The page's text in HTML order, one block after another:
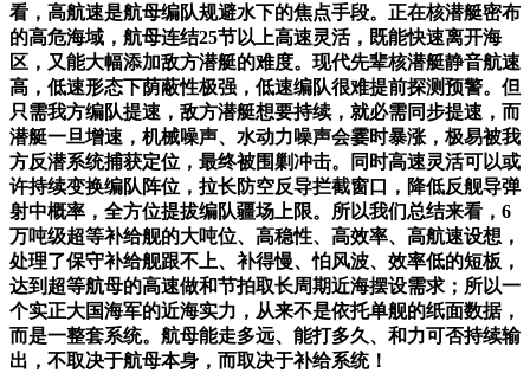
看，高航速是航母编队规避水下的焦点手段。正在核潜艇密布
的高危海域，航母连结25节以上高速灵活，既能快速离开海
区，又能大幅添加敌方潜艇的难度。现代先辈核潜艇静音航速
高，低速形态下荫蔽性极强，低速编队很难提前探测预警。但
只需我方编队提速，敌方潜艇想要持续，就必需同步提速，而
潜艇一旦增速，机械噪声、水动力噪声会霎时暴涨，极易被我
方反潜系统捕获定位，最终被围剿冲击。同时高速灵活可以或
许持续变换编队阵位，拉长防空反导拦截窗口，降低反舰导弹
射中概率，全方位提拔编队疆场上限。所以我们总结来看，6
万吨级超等补给舰的大吨位、高稳性、高效率、高航速设想，
处理了保守补给舰跟不上、补得慢、怕风波、效率低的短板，
达到超等航母的高速做和节拍取长周期近海摆设需求；所以一
个实正大国海军的近海实力，从来不是依托单舰的纸面数据，
而是一整套系统。航母能走多远、能打多久、和力可否持续输
出，不取决于航母本身，而取决于补给系统！